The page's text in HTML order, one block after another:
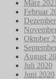
März
Februar
Oktober
August
Juli 2020
Juni 2020